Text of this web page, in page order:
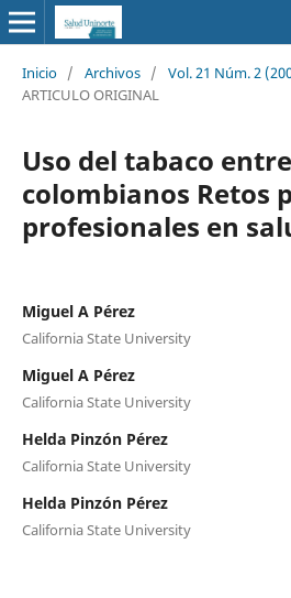
Inicio / Archivos / Vol. 21 Núm. 2
ARTICULO ORIGINAL
Uso del tabaco
colombianos Retos
profesionales en
Miguel A Pérez
California State University
Miguel A Pérez
California State University
Helda Pinzón Pérez
California State University
Helda Pinzón Pérez
California State University